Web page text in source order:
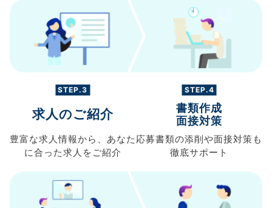
STEP.3
求人のご紹介
豊富な求人情報から、 あなた
に合った求人を ご紹介
STEP.4
書類作成
面接対策
応募書類の添削や面接対策も
徹底サポート